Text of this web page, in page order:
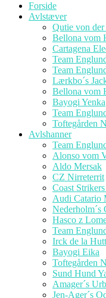
Forside
Avlstæver
Qutie von
Bellona vom
Cartagena
Team
Team
Lærkbo´s
Bellona vom
Bayogi Yenka
Team
Toftegården
Avlshanner
Team
Alonso vom
Aldo Mersak
CZ Nirreterrit
Coast
Audi Catario
Nederholm´s
Hasco z
Team
Irck de la
Bayogi Eika
Toftegården
Sund Hund
Amager´s
Jen-Ager´s